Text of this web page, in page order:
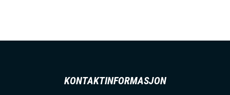
KONTAKTINFORMASJON